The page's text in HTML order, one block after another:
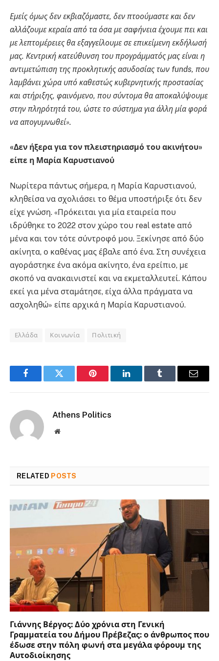
Εμείς όμως δεν εκβιαζόμαστε, δεν πτοούμαστε και δεν
αλλάζουμε κεραία από τα όσα με σαφήνεια έχουμε πει και
με λεπτομέρειες θα εξαγγείλουμε σε επικείμενη εκδήλωσή
μας. Κεντρική κατεύθυνση του προγράμματός μας είναι η
αντιμετώπιση της προκλητικής ασυδοσίας των funds, που
λαμβάνει χώρα υπό καθεστώς κυβερνητικής προστασίας
και στήριξης, φαινόμενο, που σύντομα θα αποκαλύψουμε
στην πληρότητά του, ώστε το σύστημα για άλλη μία φορά
να απογυμνωθεί».
«Δεν ήξερα για τον πλειστηριασμό του ακινήτου»
είπε η Μαρία Καρυστιανού
Νωρίτερα πάντως σήμερα, η Μαρία Καρυστιανού,
κληθείσα να σχολιάσει το θέμα υποστήριξε ότι δεν
είχε γνώση. «Πρόκειται για μία εταιρεία που
ιδρύθηκε το 2022 στον χώρο του real estate από
μένα και τον τότε σύντροφό μου. Ξεκίνησε από δύο
ακίνητα, ο καθένας μας έβαλε από ένα. Στη συνέχεια
αγοράστηκε ένα ακόμα ακίνητο, ένα ερείπιο, με
σκοπό να ανακαινιστεί και να εκμεταλλευτεί. Κάπου
εκεί για μένα σταμάτησε, είχα άλλα πράγματα να
ασχοληθώ» είπε αρχικά η Μαρία Καρυστιανού.
Ελλάδα Κοινωνία Πολιτική
FacebookTwitter Pinterest LinkedInTumblr Email
Athens Politics
Website
RELATED POSTS
Γιάννης Βέργος: Δύο χρόνια στη Γενική
Γραμματεία του Δήμου Πρέβεζας: ο άνθρωπος που
έδωσε στην πόλη φωνή στα μεγάλα φόρουμ της
Αυτοδιοίκησης